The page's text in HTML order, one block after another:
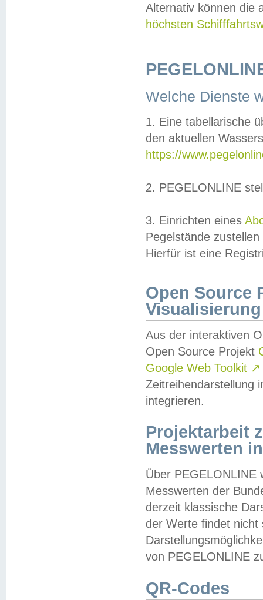
Alternativ können die
höchsten
Welche Dienste
1. Eine tabellarische
den aktuellen
https://
2. PEGELONLINE
3. Einrichten eines
Pegelstände
Hierfür ist eine
Open Source
Visualisierung
Aus der interaktiven
Open Source Projekt
Google Web Toolkit ↗
Zeitreihendarstellung
integrieren.
Projektarbeit
Messwerten
Über PEGELONLINE
Messwerten der
derzeit klassische
der Werte findet
von PEGELONLINE
QR-Codes